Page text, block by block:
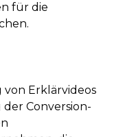
für die
von Erklärvideos
Conversion-